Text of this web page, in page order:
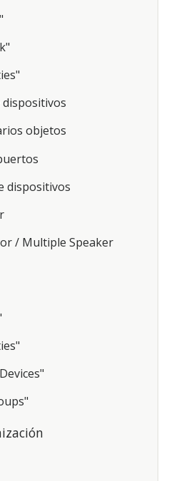
dispositivos
objetos
dispositivos
/ Multiple Speaker